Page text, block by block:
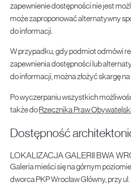
zapewnienie dostępności nie jest
może zaproponować alternatywny
do informacji.
W przypadku, gdy podmiot odmówi
zapewnienia dostępności lub
do informacji, można złożyć skargę na
Po wyczerpaniu wszystkich
także do Rzecznika Praw
Dostępność
LOKALIZACJA GALERII BWA
Galeria mieści się na górnym
dworca PKP Wrocław Główny, przy